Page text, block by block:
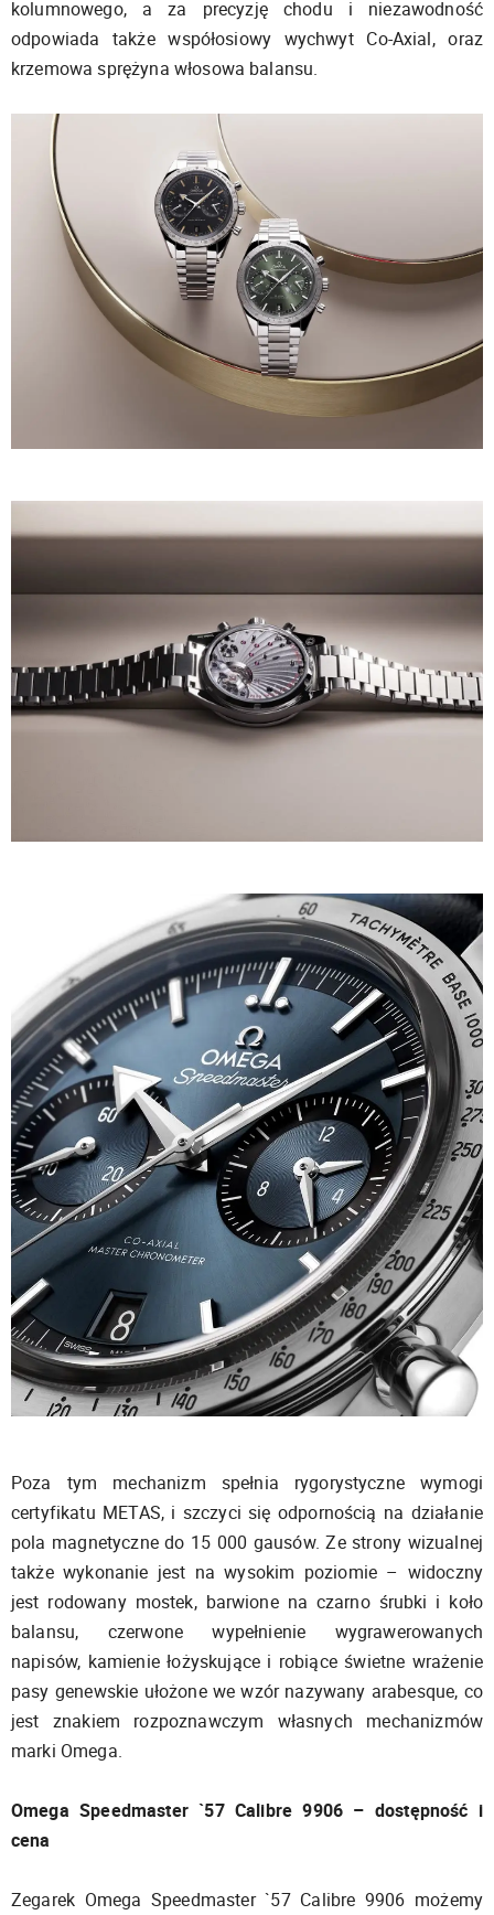
kolumnowego, a za precyzję chodu i niezawodność
odpowiada także współosiowy wychwyt Co-Axial, oraz
krzemowa sprężyna włosowa balansu.
Poza tym mechanizm spełnia rygorystyczne wymogi
certyfikatu METAS, i szczyci się odpornością na działanie
pola magnetyczne do 15 000 gausów. Ze strony wizualnej
także wykonanie jest na wysokim poziomie – widoczny
jest rodowany mostek, barwione na czarno śrubki i koło
balansu, czerwone wypełnienie wygrawerowanych
napisów, kamienie łożyskujące i robiące świetne wrażenie
pasy genewskie ułożone we wzór nazywany arabesque, co
jest znakiem rozpoznawczym własnych mechanizmów
marki Omega.
Omega Speedmaster `57 Calibre 9906 – dostępność i
cena
Zegarek Omega Speedmaster `57 Calibre 9906 możemy